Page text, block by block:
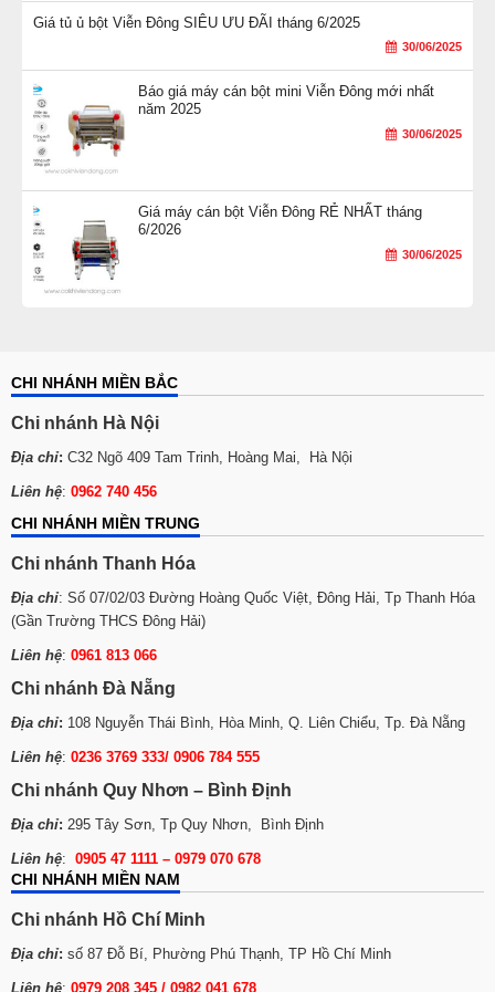
Giá tủ ủ bột Viễn Đông SIÊU ƯU ĐÃI tháng 6/2025
30/06/2025
Báo giá máy cán bột mini Viễn Đông mới nhất
năm 2025
30/06/2025
Giá máy cán bột Viễn Đông RẺ NHẤT tháng
6/2026
30/06/2025
CHI NHÁNH MIỀN BẮC
Chi nhánh Hà Nội
Địa chỉ: C32 Ngõ 409 Tam Trinh, Hoàng Mai, Hà Nội
Liên hệ: 0962 740 456
CHI NHÁNH MIỀN TRUNG
Chi nhánh Thanh Hóa
Địa chỉ: Số 07/02/03 Đường Hoàng Quốc Việt, Đông Hải, Tp Thanh Hóa
(Gần Trường THCS Đông Hải)
Liên hệ: 0961 813 066
Chi nhánh Đà Nẵng
Địa chỉ: 108 Nguyễn Thái Bình, Hòa Minh, Q. Liên Chiểu, Tp. Đà Nẵng
Liên hệ: 0236 3769 333/ 0906 784 555
Chi nhánh Quy Nhơn – Bình Định
Địa chỉ: 295 Tây Sơn, Tp Quy Nhơn, Bình Định
Liên hệ: 0905 47 1111 – 0979 070 678
CHI NHÁNH MIỀN NAM
Chi nhánh Hồ Chí Minh
Địa chỉ: số 87 Đỗ Bí, Phường Phú Thạnh, TP Hồ Chí Minh
Liên hệ: 0979 208 345 / 0982 041 678